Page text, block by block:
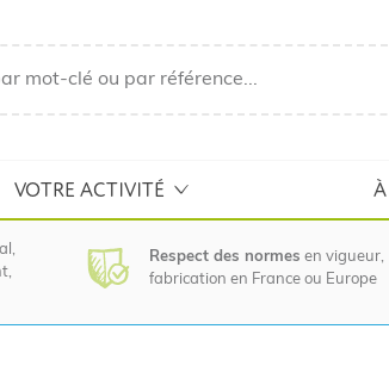
VOTRE ACTIVITÉ
Respect des normes en vigueur,
fabrication en France ou Europe